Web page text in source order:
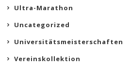
Ultra-Marathon
Uncategorized
Universitätsmeisterschaften
Vereinskollektion